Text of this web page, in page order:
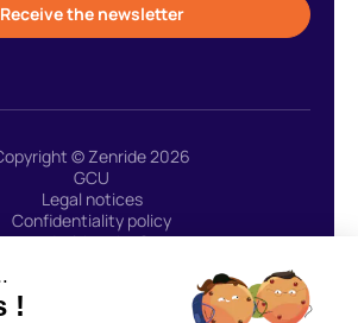
Receive the newsletter
© Zenride 2026
GCU
Legal notices
Confidentiality policy
with 🩷 by Greenstory
!